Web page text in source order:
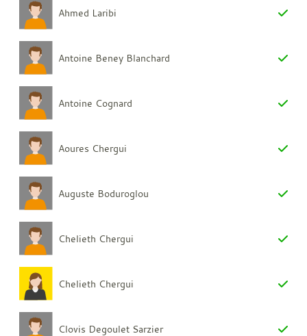
Ahmed Laribi
Antoine Beney Blanchard
Antoine Cognard
Aoures Chergui
Auguste Boduroglou
Chelieth Chergui
Chelieth Chergui
Clovis Degoulet Sarzier